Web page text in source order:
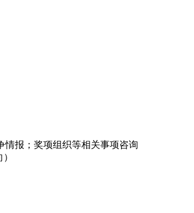
情报；奖项组织等相关事项咨询